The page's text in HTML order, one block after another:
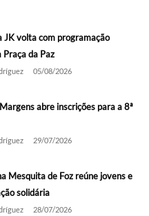
JK volta com programação
Praça da Paz
05/08/2026
abre inscrições para a 8ª
29/07/2026
Mesquita de Foz reúne jovens e
solidária
28/07/2026